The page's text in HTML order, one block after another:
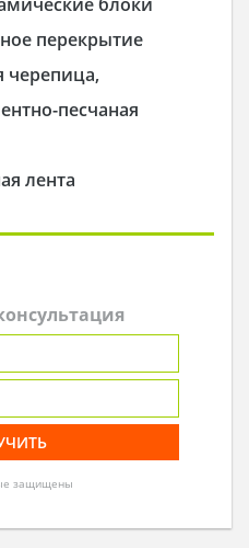
перекрытие
черепица,
песчаная
лента
защищены